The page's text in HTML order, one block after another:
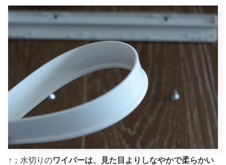
↑；水切りのワイパーは、見た目よりしなやかで柔らかい